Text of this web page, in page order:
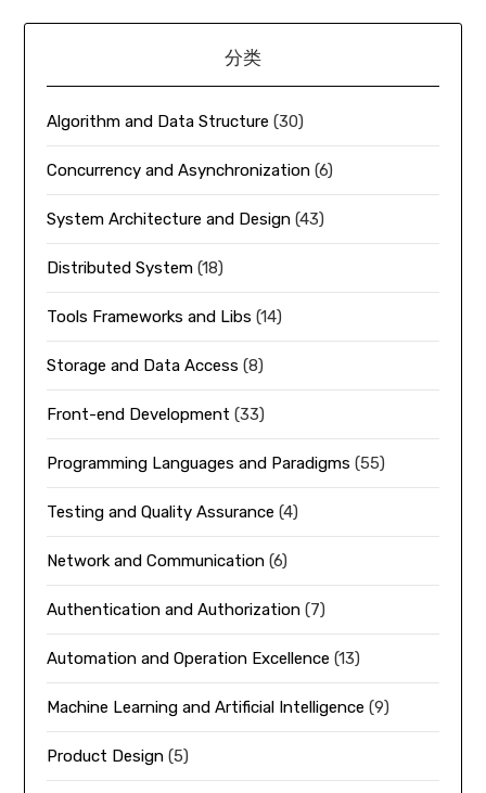
分类
Algorithm and Data Structure (30)
Concurrency and Asynchronization (6)
System Architecture and Design (43)
Distributed System (18)
Tools Frameworks and Libs (14)
Storage and Data Access (8)
Front-end Development (33)
Programming Languages and Paradigms (55)
Testing and Quality Assurance (4)
Network and Communication (6)
Authentication and Authorization (7)
Automation and Operation Excellence (13)
Machine Learning and Artificial Intelligence (9)
Product Design (5)